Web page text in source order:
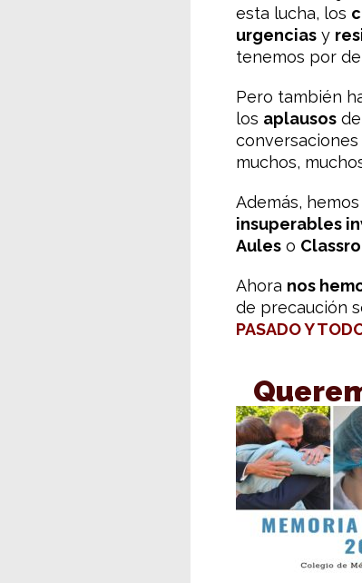
esta lucha, los
urgencias y
tenemos por
Pero también
los aplausos
muchos,
Además,
insuperables
Aules o
Ahora nos
de precaución
PASADO Y